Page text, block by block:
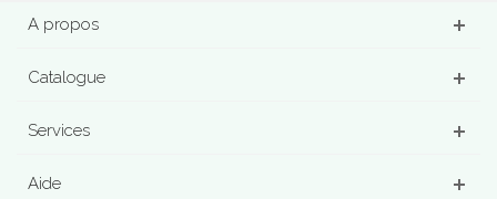
A propos
Catalogue
Services
Aide